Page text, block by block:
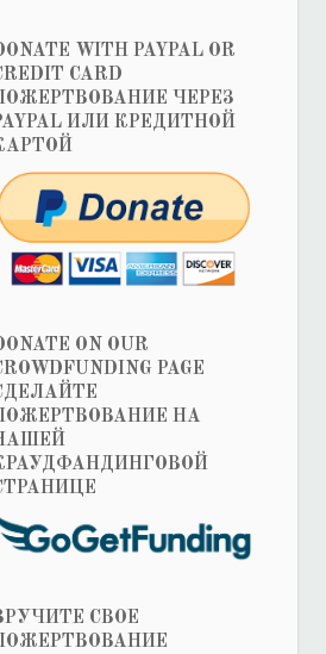
WITH PAYPAL OR
CARD
ЧЕРЕЗ
ИЛИ КРЕДИТНОЙ
ON OUR
PAGE
НА
СВОЕ